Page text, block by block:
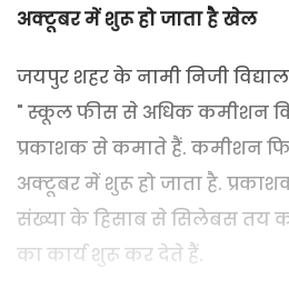
अक्टूबर में शुरू हो जाता है खेल
जयपुर शहर के नामी निजी
" स्कूल फीस से अधिक कमीशन
प्रकाशक से कमाते हैं. कमीशन
अक्टूबर में शुरू हो जाता है.
संख्या के हिसाब से सिलेबस तय
का कार्य शुरू कर देते हैं.